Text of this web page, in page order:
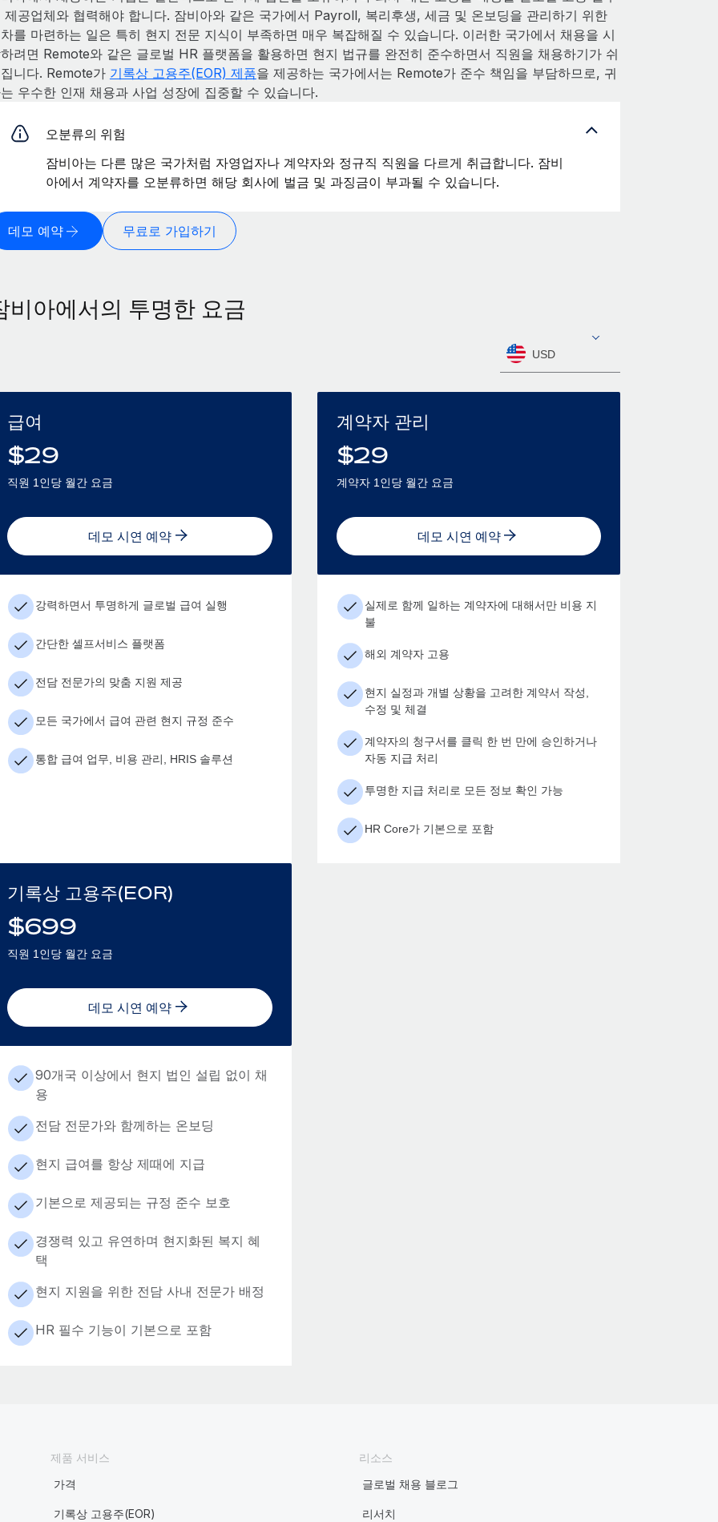
제공업체와 협력해야 합니다. 잠비아와 같은 국가에서 Payroll, 복리후생, 세금 및 온보딩을 관리하기 위한
를 마련하는 일은 특히 현지 전문 지식이 부족하면 매우 복잡해질 수 있습니다. 이러한 국가에서 채용을 시
려면 Remote와 같은 글로벌 HR 플랫폼을 활용하면 현지 법규를 완전히 준수하면서 직원을 채용하기가 쉬
니다. Remote가 기록상 고용주(EOR) 제품을 제공하는 국가에서는 Remote가 준수 책임을 부담하므로, 귀
우수한 인재 채용과 사업 성장에 집중할 수 있습니다.
오분류의 위험
잠비아는 다른 많은 국가처럼 자영업자나 계약자와 정규직 직원을 다르게 취급합니다. 잠비
아에서 계약자를 오분류하면 해당 회사에 벌금 및 과징금이 부과될 수 있습니다.
데모 예약 무료로 가입하기
비아에서의 투명한 요금
USD
급여
$29
직원 1인당 월간 요금
데모 시연 예약
강력하면서 투명하게 글로벌 급여 실행
간단한 셀프서비스 플랫폼
전담 전문가의 맞춤 지원 제공
모든 국가에서 급여 관련 현지 규정 준수
통합 급여 업무, 비용 관리, HRIS 솔루션
계약자 관리
$29
계약자 1인당 월간 요금
데모 시연 예약
실제로 함께 일하는 계약자에 대해서만 비용 지
불
해외 계약자 고용
현지 실정과 개별 상황을 고려한 계약서 작성,
수정 및 체결
계약자의 청구서를 클릭 한 번 만에 승인하거나
자동 지급 처리
투명한 지급 처리로 모든 정보 확인 가능
HR Core가 기본으로 포함
기록상 고용주(EOR)
$699
직원 1인당 월간 요금
데모 시연 예약
90개국 이상에서 현지 법인 설립 없이 채
용
전담 전문가와 함께하는 온보딩
현지 급여를 항상 제때에 지급
기본으로 제공되는 규정 준수 보호
경쟁력 있고 유연하며 현지화된 복지 혜
택
현지 지원을 위한 전담 사내 전문가 배정
HR 필수 기능이 기본으로 포함
제품 서비스
가격
기록상 고용주(EOR)
리소스
글로벌 채용 블로그
리서치